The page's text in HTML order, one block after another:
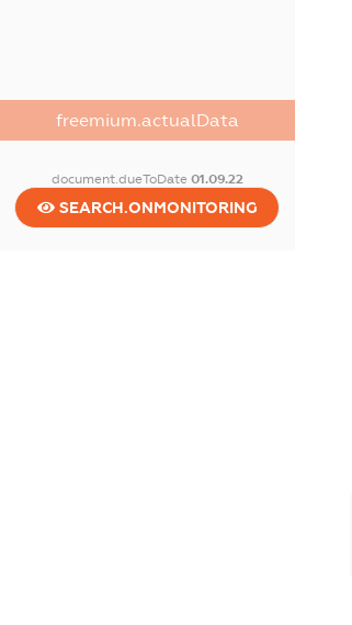
freemium.actualData
document.dueToDate 01.09.22
SEARCH.ONMONITORING